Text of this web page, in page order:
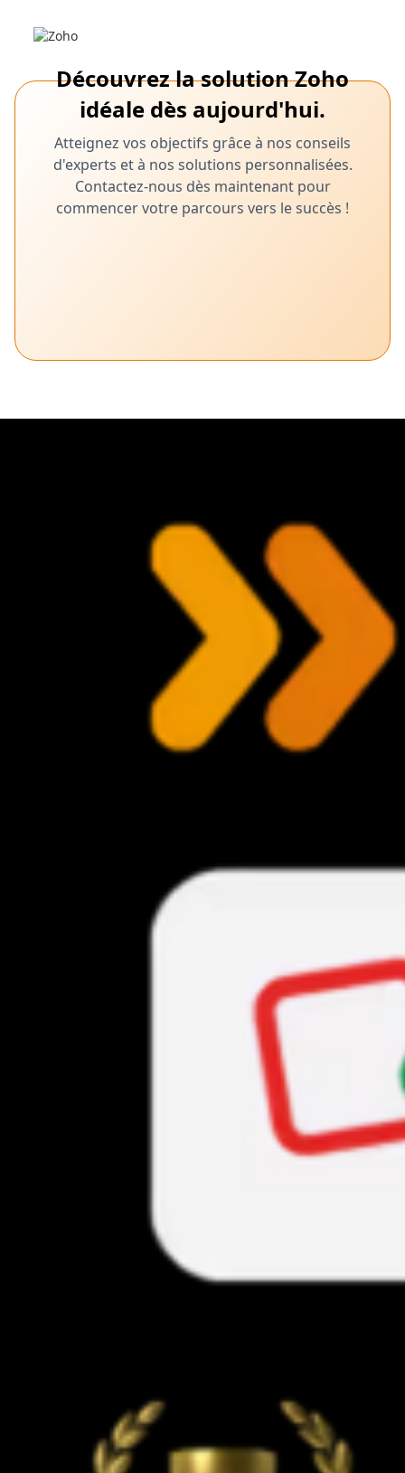
Découvrez la solution Zoho
idéale dès aujourd'hui.
Atteignez vos objectifs grâce à nos conseils
d'experts et à nos solutions personnalisées.
Contactez-nous dès maintenant pour
commencer votre parcours vers le succès !